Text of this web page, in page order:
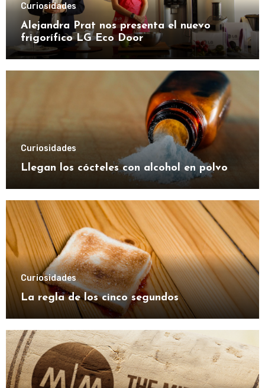
Curiosidades
Alejandra Prat nos presenta el nuevo
frigorífico LG Eco Door
Curiosidades
Llegan los cócteles con alcohol en polvo
Curiosidades
La regla de los cinco segundos